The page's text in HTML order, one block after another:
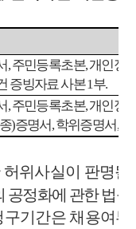
,주민등록초본,개인정
증빙자료 사본1부.
,주민등록초본,개인정
)증명서,학위증명서,
위사실이 판명
공정화에 관한 법률
구기간은 채용여